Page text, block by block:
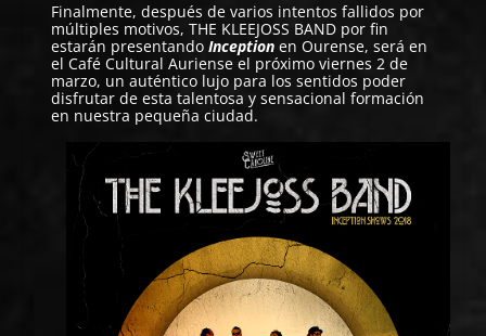
Finalmente, después de varios intentos fallidos por
múltiples motivos, THE KLEEJOSS BAND por fin
estarán presentandoInceptionen Ourense, será en
el Café Cultural Auriense el próximo viernes 2 de
marzo, un auténtico lujo para los sentidos poder
disfrutar de esta talentosa y sensacional formación
en nuestra pequeña ciudad.